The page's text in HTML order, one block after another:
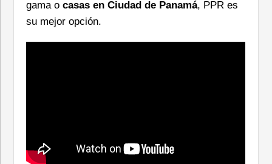
gama o casas en Ciudad de Panamá, PPR es
su mejor opción.